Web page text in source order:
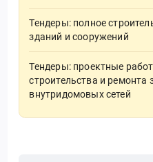
Тендеры: полное
зданий и сооружений
Тендеры: проектные
строительства и ремонта
внутридомовых сетей